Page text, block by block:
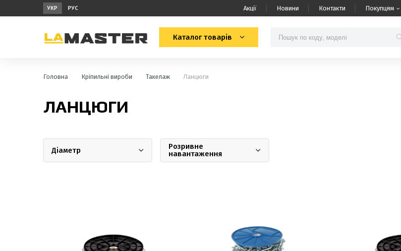
УКР РУС Акції Новини Контакти Покупцям
Каталог товарів
Головна Кріпильні вироби Такелаж Ланцюги
ЛАНЦЮГИ
Діаметр
Розривне
навантаження